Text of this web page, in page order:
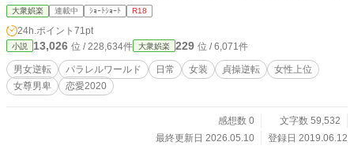
ろす。やだっ！もう、ベトベト。僕は素早く男性用ナプキン
を交換し、エチケットボックスに捨てる。男性用ビデを使っ
てペーパーで拭く。ふう、やっと一息ついた。 もう、朝から
痴女なんてサイテー！ 会社の更衣室で僕は事務服に着替え
る。ブラウスにタイトスカート、靴もハイヒールにはきかえ
る。うん、決まってる。僕は気持ちを切り替える。 給湯室で
僕はお茶くみの準備。もう、男子社員は交替でお茶当番があ
女子社員にお尻をさりげなくタッチされる。でも、これぐら
いのセクハラなんて我慢しなくちゃ・・・・・・・・ ※本作
大衆娯楽 連載中 ｼｮｰﾄｼｮｰﾄ R18
24h.ポイント 71pt
小説 13,026 位 / 228,634件 大衆娯楽 229 位 / 6,071件
男女逆転 パラレルワールド 日常 女装 貞操逆転
女性上位
女尊男卑
恋愛2020
感想数 0
文字数 59,532
最終更新日 2026.05.10
登録日 2019.06.12